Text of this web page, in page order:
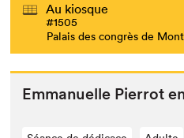
Au kiosque
#1505
Palais des congrès de
Emmanuelle Pier­rot